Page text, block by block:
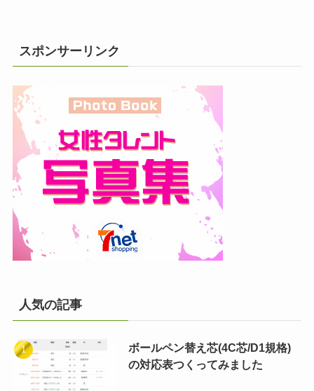
スポンサーリンク
人気の記事
ボールペン替え芯(4C芯/D1規格)
の対応表つくってみました